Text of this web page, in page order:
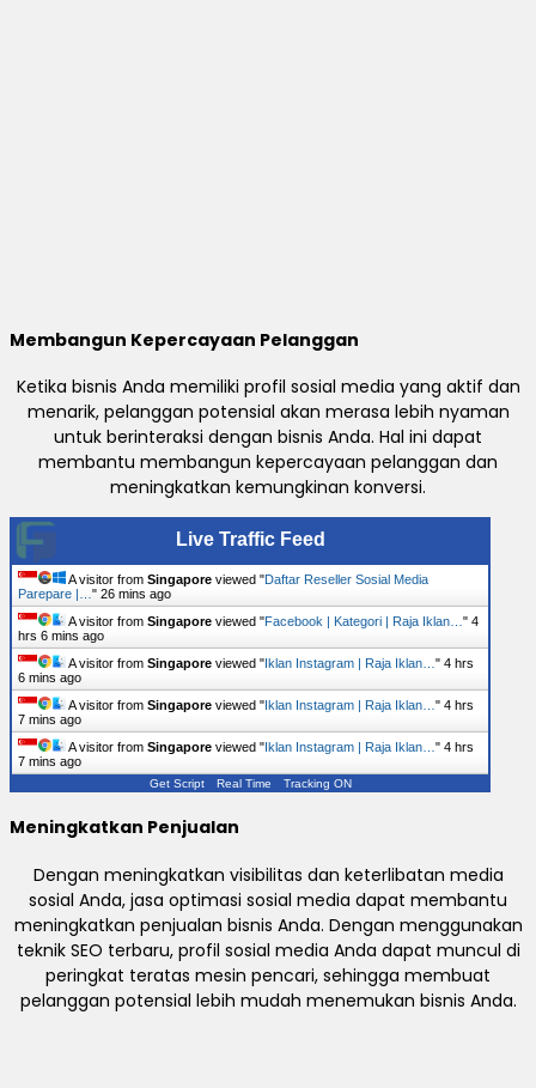
Membangun Kepercayaan Pelanggan
Ketika bisnis Anda memiliki profil sosial media yang aktif dan
menarik, pelanggan potensial akan merasa lebih nyaman
untuk berinteraksi dengan bisnis Anda. Hal ini dapat
membantu membangun kepercayaan pelanggan dan
meningkatkan kemungkinan konversi.
Live Traffic Feed
A visitor from Singapore viewed "Daftar Reseller Sosial Media
Parepare |… " 26 mins ago
A visitor from Singapore viewed "Facebook | Kategori | Raja Iklan… " 4
hrs 6 mins ago
A visitor from Singapore viewed " Iklan Instagram | Raja Iklan… " 4 hrs
6 mins ago
A visitor from Singapore viewed " Iklan Instagram | Raja Iklan… " 4 hrs
7 mins ago
A visitor from Singapore viewed " Iklan Instagram | Raja Iklan… " 4 hrs
7 mins ago
Get Script Real Time Tracking ON
Meningkatkan Penjualan
Dengan meningkatkan visibilitas dan keterlibatan media
sosial Anda, jasa optimasi sosial media dapat membantu
meningkatkan penjualan bisnis Anda. Dengan menggunakan
teknik SEO terbaru, profil sosial media Anda dapat muncul di
peringkat teratas mesin pencari, sehingga membuat
pelanggan potensial lebih mudah menemukan bisnis Anda.